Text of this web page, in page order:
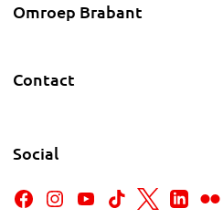
Omroep Brabant
Contact
Social